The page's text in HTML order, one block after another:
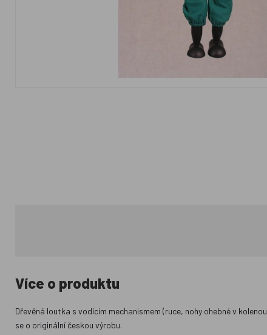
Více o produktu
Dřevěná loutka s vodícím mechanismem (ruce, nohy ohebné v
se o originální českou výrobu.